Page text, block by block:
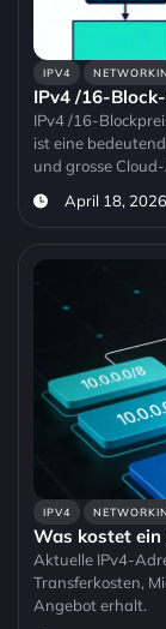
IPV4
IPv4 /16-
IPv4 /16-
ist eine
und grosse
April 18, 2026
IPV4
Was kostet ein
Aktuelle IPv4-
Transferkosten,
Angebot erhalt.